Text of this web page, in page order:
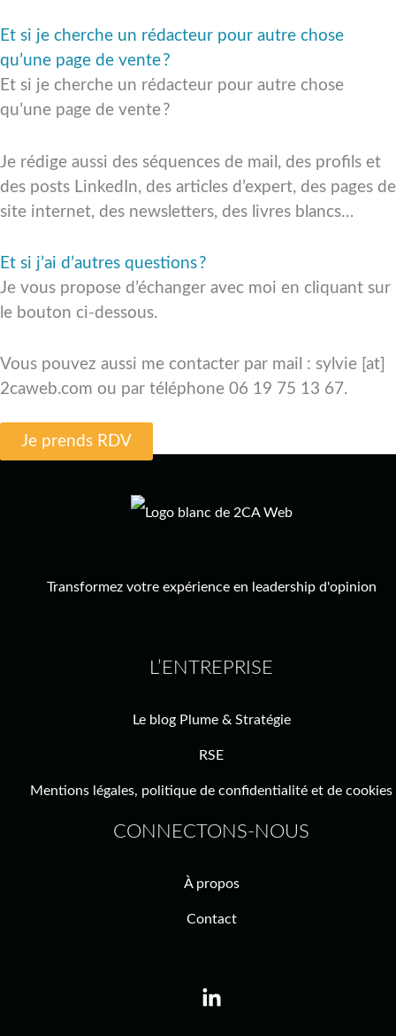
Et si je cherche un rédacteur pour autre chose
qu’une page de vente ?
Et si je cherche un rédacteur pour autre chose
qu’une page de vente ?
Je rédige aussi des séquences de mail, des profils et
des posts LinkedIn, des articles d’expert, des pages de
site internet, des newsletters, des livres blancs…
Et si j’ai d’autres questions ?
Je vous propose d’échanger avec moi en cliquant sur
le bouton ci-dessous.
Vous pouvez aussi me contacter par mail : sylvie [at]
2caweb.com ou par téléphone 06 19 75 13 67.
Je prends RDV
Transformez votre expérience en leadership d'opinion
L’ENTREPRISE
Le blog Plume & Stratégie
RSE
Mentions légales, politique de confidentialité et de cookies
CONNECTONS-NOUS
À propos
Contact